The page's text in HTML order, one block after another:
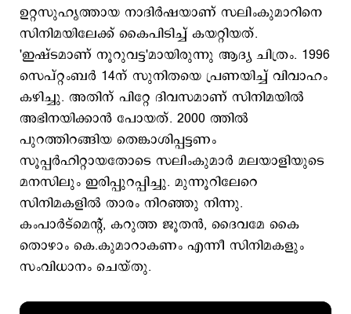
ഉറ്റസുഹൃത്തായ നാദിര്‍ഷയാണ് സലിംകുമാറിനെ
സിനിമയിലേക്ക് കൈപിടിച്ച് കയറ്റിയത്.
'ഇഷ്ടമാണ് നൂറുവട്ട'മായിരുന്നു ആദ്യ ചിത്രം. 1996
സെപ്റ്റംബര്‍ 14ന് സുനിതയെ പ്രണയിച്ച് വിവാഹം
കഴിച്ചു. അതിന് പിറ്റേ ദിവസമാണ് സിനിമയില്‍
അഭിനയിക്കാന്‍ പോയത്. 2000 ത്തില്‍
പുറത്തിറങ്ങിയ തെങ്കാശിപ്പട്ടണം
സൂപ്പര്‍ഹിറ്റായതോടെ സലിംകുമാര്‍ മലയാളിയുടെ
മനസിലും ഇരിപ്പുറപ്പിച്ചു. മുന്നൂറിലേറെ
സിനിമകളില്‍ താരം നിറഞ്ഞു നിന്നു.
കംപാര്‍ട്മെന്‍റ്, കറുത്ത ജൂതന്‍, ദൈവമേ കൈ
തൊഴാം കെ.കുമാറാകണം എന്നീ സിനിമകളും
സംവിധാനം ചെയ്തു.